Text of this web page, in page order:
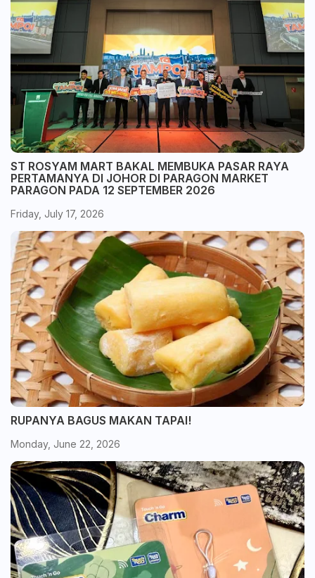
ST ROSYAM MART BAKAL MEMBUKA PASAR RAYA
PERTAMANYA DI JOHOR DI PARAGON MARKET
PARAGON PADA 12 SEPTEMBER 2026
Friday, July 17, 2026
RUPANYA BAGUS MAKAN TAPAI!
Monday, June 22, 2026